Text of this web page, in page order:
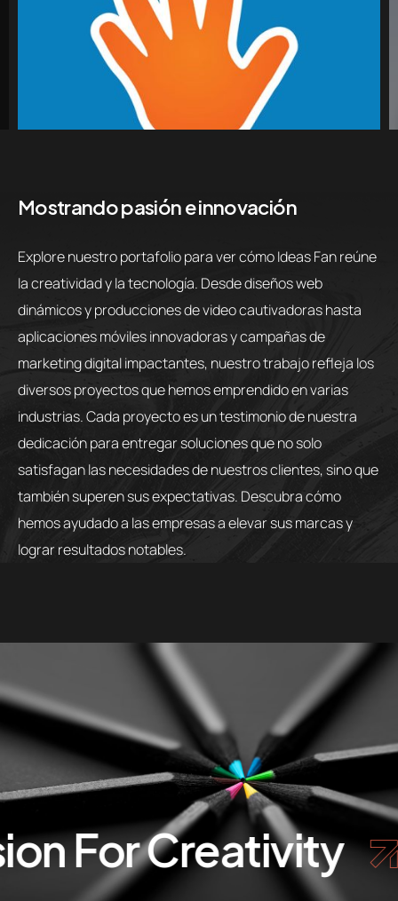
Mostrando pasión e innovación
Explore nuestro portafolio para ver cómo Ideas Fan reúne
la creatividad y la tecnología. Desde diseños web
dinámicos y producciones de video cautivadoras hasta
aplicaciones móviles innovadoras y campañas de
marketing digital impactantes, nuestro trabajo refleja los
diversos proyectos que hemos emprendido en varias
industrias. Cada proyecto es un testimonio de nuestra
dedicación para entregar soluciones que no solo
satisfagan las necesidades de nuestros clientes, sino que
también superen sus expectativas. Descubra cómo
hemos ayudado a las empresas a elevar sus marcas y
lograr resultados notables.
For Creativity